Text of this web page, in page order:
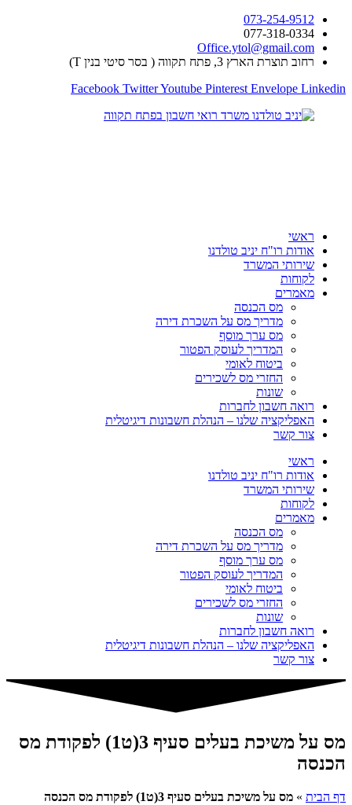
לתוכן
073-254-9512
077-318-0334
Office.ytol@gmail.com
רחוב תוצרת הארץ 3, פתח תקווה ( בסר סיטי בנין T)
Facebook TwitterYoutube Pinterest Envelope Linkedin
ראשי
אודות רו"ח יניב טולדנו
שירותי המשרד
לקוחות
מאמרים
מס הכנסה
מדריך מס על השכרת דירה
מס ערך מוסף
המדריך לעוסק הפטור
ביטוח לאומי
החזרי מס לשכירים
שונות
רואה חשבון לחברות
האפליקציה שלנו – הנהלת חשבונות דיגיטלית
צור קשר
ראשי
אודות רו"ח יניב טולדנו
שירותי המשרד
לקוחות
מאמרים
מס הכנסה
מדריך מס על השכרת דירה
מס ערך מוסף
המדריך לעוסק הפטור
ביטוח לאומי
החזרי מס לשכירים
שונות
רואה חשבון לחברות
האפליקציה שלנו – הנהלת חשבונות דיגיטלית
צור קשר
מס על משיכת בעלים סעיף 3(ט1) לפקודת מס
הכנסה
דף הבית » מס על משיכת בעלים סעיף 3(ט1) לפקודת מס הכנסה